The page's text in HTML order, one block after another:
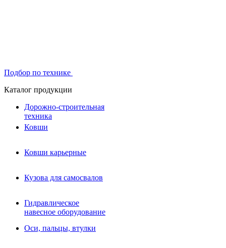
Гидравлическое навесное
оборудование
Гидробуры и шнеки
Вибротрамбовки
Навесные дорожные фрезы
Подбор по технике
Каталог продукции
Дорожно-строительная
техника
Ковши
Ковши карьерные
Кузова для самосвалов
Гидравлическое
навесное оборудование
Оси, пальцы, втулки